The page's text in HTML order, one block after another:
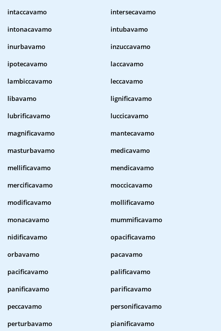
intaccavamo
intersecavamo
intonacavamo
intubavamo
inurbavamo
inzuccavamo
ipotecavamo
laccavamo
lambiccavamo
leccavamo
libavamo
lignificavamo
lubrificavamo
luccicavamo
magnificavamo
mantecavamo
masturbavamo
medicavamo
mellificavamo
mendicavamo
mercificavamo
moccicavamo
modificavamo
mollificavamo
monacavamo
mummificavamo
nidificavamo
opacificavamo
orbavamo
pacavamo
pacificavamo
palificavamo
panificavamo
parificavamo
peccavamo
personificavamo
perturbavamo
pianificavamo